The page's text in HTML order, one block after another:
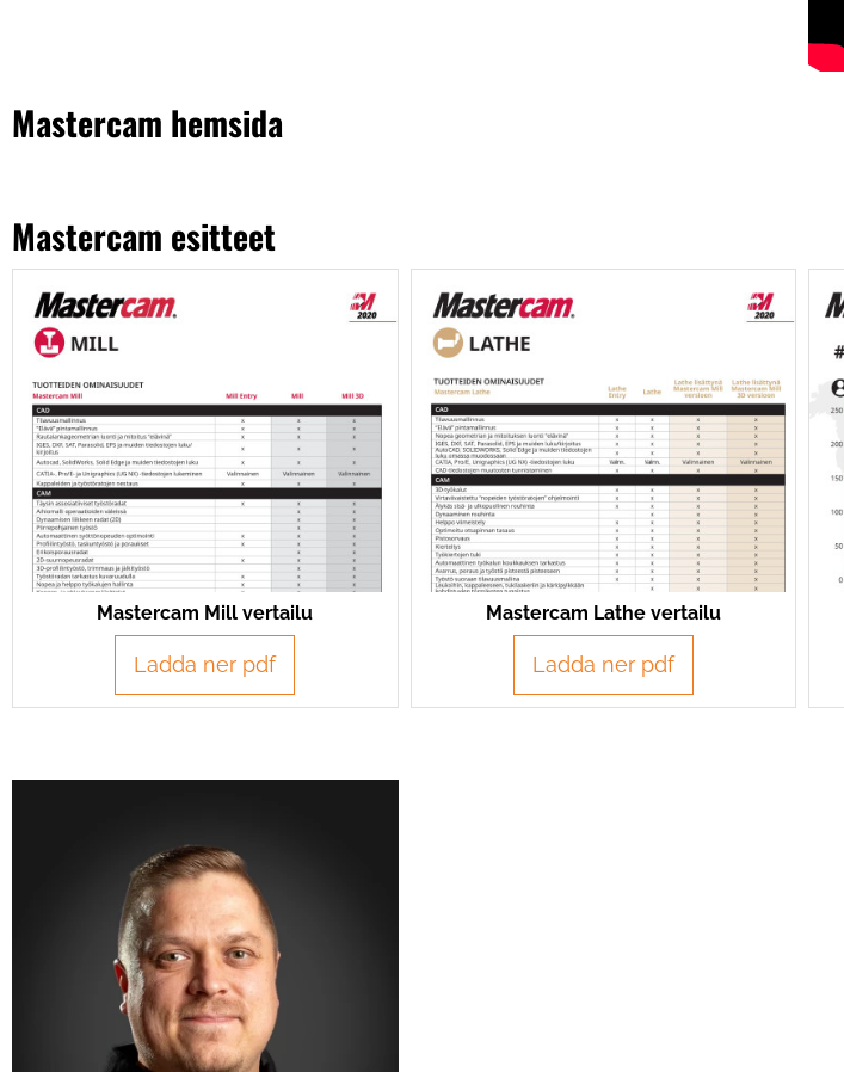
Mastercam hemsida
Mastercam esitteet
Mastercam Mill vertailu
Ladda ner pdf
Mastercam Lathe vertailu
Ladda ner pdf